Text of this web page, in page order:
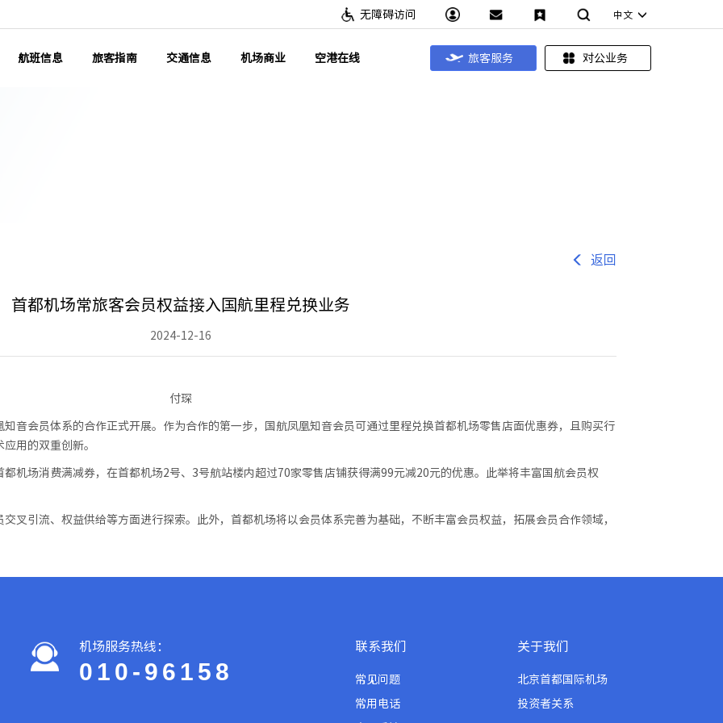
无障碍访问 中文
旅客服务 对公业务
航班信息 旅客指南 交通信息 机场商业 空港在线
返回
首都机场常旅客会员权益接入国航里程兑换业务
2024-12-16
付琛
音会员体系的合作正式开展。作为合作的第一步，国航凤凰知音会员可通过里程兑换首都机场零售店面优惠券，且购买行
用的双重创新。
机场消费满减券，在首都机场2号、3号航站楼内超过70家零售店铺获得满99元减20元的优惠。此举将丰富国航会员权
叉引流、权益供给等方面进行探索。此外，首都机场将以会员体系完善为基础，不断丰富会员权益，拓展会员合作领域，
机场服务热线：
010-96158
联系我们
常见问题
常用电话
关于我们
北京首都国际机场
投资者关系